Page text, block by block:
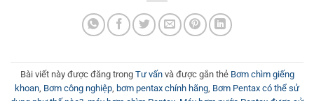
Bài viết này được đăng trong Tư vấnvà được gắn thẻ Bơm chìm giếng
khoan Bơm công nghiệp bơm pentax chính hãng Bơm Pentax có thể sử